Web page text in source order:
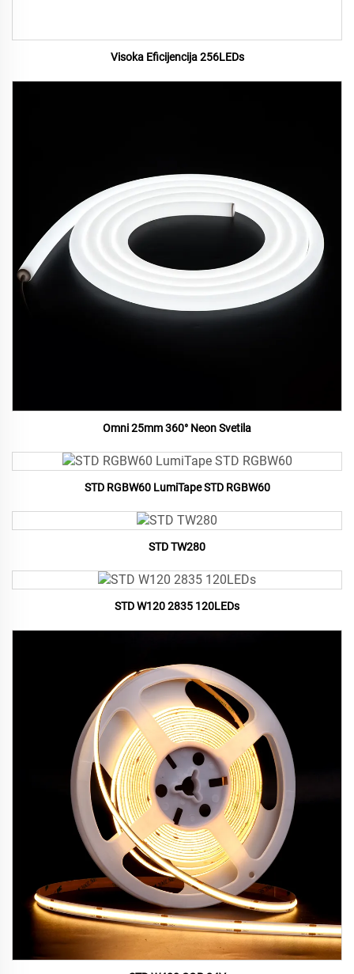
Visoka Eficijencija 256LEDs
Omni 25mm 360° Neon Svetila
STD RGBW60 LumiTape STD RGBW60
STD TW280
STD W120 2835 120LEDs